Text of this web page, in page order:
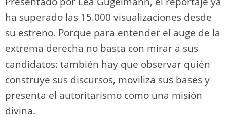
ha superado las 15.000 visualizaciones desde
su estreno. Porque para entender el auge de la
extrema derecha no basta con mirar a sus
candidatos: también hay que observar quién
construye sus discursos, moviliza sus bases y
presenta el autoritarismo como una misión
divina.